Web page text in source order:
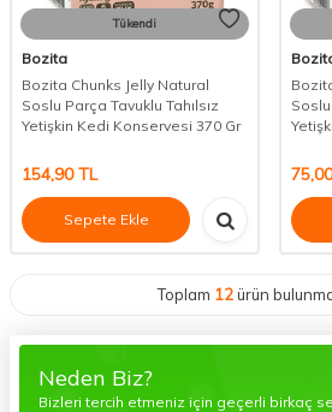
Tükendi
Bozita
Bozita Chunks Jelly Natural
Soslu Parça Tavuklu Tahılsız
Yetişkin Kedi Konservesi 370 Gr
154,90TL
Sepete Ekle
Soslu
75,00
Toplam 12ürün
Neden Biz?
Bizleri tercih etmeniz için geçerli birkaç